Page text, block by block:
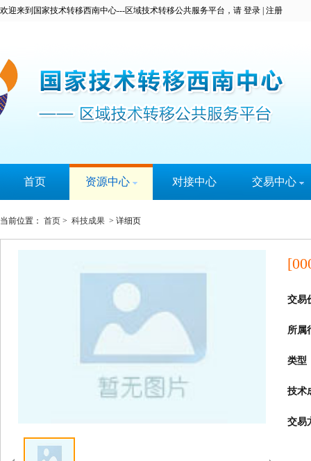
欢迎来到国家技术转移西南中心---区域技术转移公共服务平台，请 登录 注册
首页 资源中心 对接中心 交易中心
技术需求
当前位置： 首页 > 科技成果 > 详细页
交易
所属
类型
技术
交易